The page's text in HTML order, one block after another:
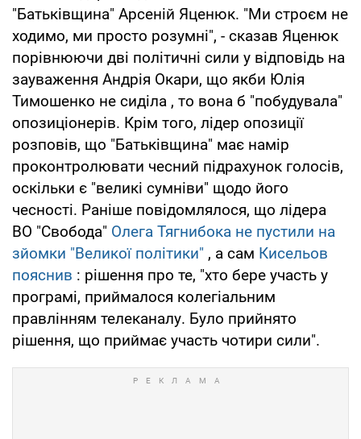
"Батьківщина" Арсеній Яценюк. "Ми строєм не
ходимо, ми просто розумні", - сказав Яценюк
порівнюючи дві політичні сили у відповідь на
зауваження Андрія Окари, що якби Юлія
Тимошенко не сиділа , то вона б "побудувала"
опозиціонерів. Крім того, лідер опозиції
розповів, що "Батьківщина" має намір
проконтролювати чесний підрахунок голосів,
оскільки є "великі сумніви" щодо його
чесності. Раніше повідомлялося, що лідера
ВО "Свобода" Олега Тягнибока не пустили на
зйомки "Великої політики" , а сам Кисельов
пояснив : рішення про те, "хто бере участь у
програмі, приймалося колегіальним
правлінням телеканалу. Було прийнято
рішення, що приймає участь чотири сили".